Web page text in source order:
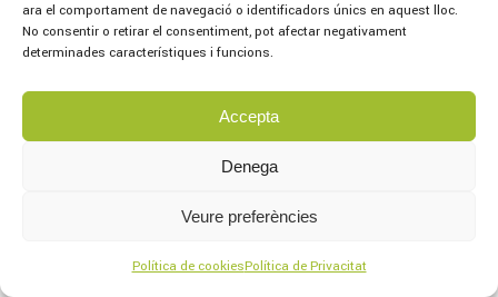
ara el comportament de navegació o identificadors únics en aquest lloc.
No consentir o retirar el consentiment, pot afectar negativament
determinades característiques i funcions.
Accepta
Denega
Veure preferències
Política de cookiesPolítica de Privacitat
© 2021 Sagrat Cor, tots els drets reservats.
de Cookies
Concept bymarlon branding